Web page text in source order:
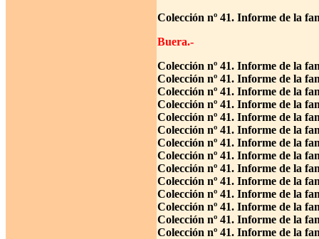
Colección nº 41. Informe de la
Buera.-
Colección nº 41. Informe de la
Colección nº 41. Informe de la
Colección nº 41. Informe de la
Colección nº 41. Informe de la
Colección nº 41. Informe de la
Colección nº 41. Informe de la
Colección nº 41. Informe de la
Colección nº 41. Informe de la
Colección nº 41. Informe de la
Colección nº 41. Informe de la
Colección nº 41. Informe de la
Colección nº 41. Informe de la
Colección nº 41. Informe de la
Colección nº 41. Informe de la